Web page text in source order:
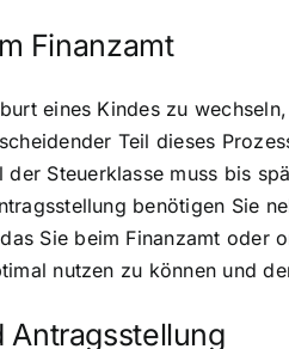
Finanzamt
eines Kindes zu
Teil dieses
der Steuerklasse muss bis
benötigen Sie
Sie beim Finanzamt
nutzen zu können und
Antragsstellung